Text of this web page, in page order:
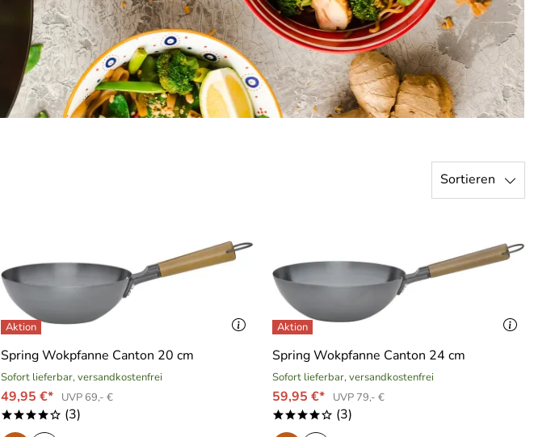
Sortieren
Spring Wokpfanne Canton 20 cm
Sofort lieferbar, versandkostenfrei
49,95 €* UVP 69,- €
****o (3)
Spring Wokpfanne Canton 24 cm
Sofort lieferbar, versandkostenfrei
59,95 €* UVP 79,- €
****o (3)